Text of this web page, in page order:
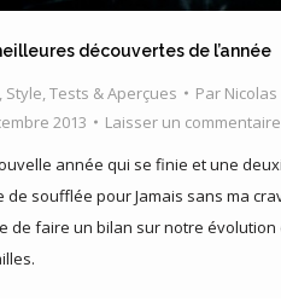
découvertes de l’année
, Style,Tests & Aperçues Par Nicolas
2013
Laisser un commentaire
année qui se finie et une
de soufflée pour Jamais sans ma
de faire un bilan sur notre évolution